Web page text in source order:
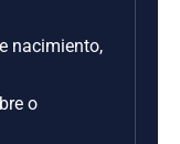
nacimiento,
o